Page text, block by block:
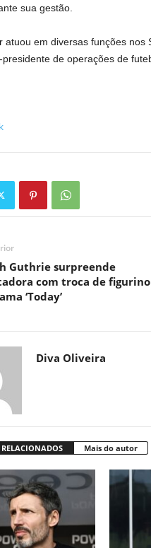
sua gestão.
atuou em diversas funções
de operações de
Guthrie surpreende
com troca de figurino
‘Today’
Diva Oliveira
Mais do autor